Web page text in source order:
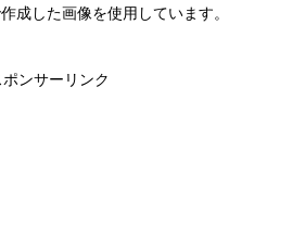
成した画像を使用しています。
ポンサーリンク